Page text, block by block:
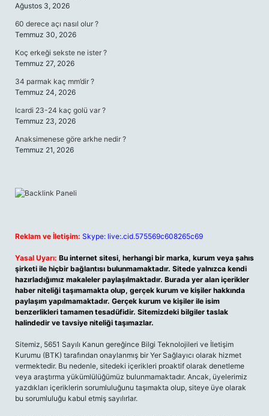
Ağustos 3, 2026
60 derece açı nasıl olur ?
Temmuz 30, 2026
Koç erkeği sekste ne ister ?
Temmuz 27, 2026
34 parmak kaç mm’dir ?
Temmuz 24, 2026
Icardi 23-24 kaç golü var ?
Temmuz 23, 2026
Anaksimenese göre arkhe nedir ?
Temmuz 21, 2026
Reklam ve İletişim: Skype: live:.cid.575569c608265c69
Yasal Uyarı: Bu internet sitesi, herhangi bir marka, kurum veya şahıs
şirketi ile hiçbir bağlantısı bulunmamaktadır. Sitede yalnızca kendi
hazırladığımız makaleler paylaşılmaktadır. Burada yer alan içerikler
haber niteliği taşımamakta olup, gerçek kurum ve kişiler hakkında
paylaşım yapılmamaktadır. Gerçek kurum ve kişiler ile isim
benzerlikleri tamamen tesadüfidir. Sitemizdeki bilgiler taslak
halindedir ve tavsiye niteliği taşımazlar.
Sitemiz, 5651 Sayılı Kanun gereğince Bilgi Teknolojileri ve İletişim
Kurumu (BTK) tarafından onaylanmış bir Yer Sağlayıcı olarak hizmet
vermektedir. Bu nedenle, sitedeki içerikleri proaktif olarak denetleme
veya araştırma yükümlülüğümüz bulunmamaktadır. Ancak, üyelerimiz
yazdıkları içeriklerin sorumluluğunu taşımakta olup, siteye üye olarak
bu sorumluluğu kabul etmiş sayılırlar.